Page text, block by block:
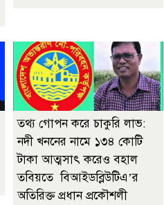
তথ্য গোপন করে চাকুরি লাভ:
নদী খননের নামে ১৩৪ কোটি
টাকা আত্মসাৎ করেও বহাল
তবিয়তে বিআইডব্লিউটিএ’র
অতিরিক্ত প্রধান প্রকৌশলী